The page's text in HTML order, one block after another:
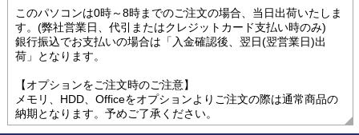
このパソコンは0時～8時までのご注文の場合、当日出荷いたしま
す。(弊社営業日、代引またはクレジットカード支払い時のみ)
銀行振込でお支払いの場合は「入金確認後、翌日(翌営業日)出
荷」となります。
【オプションをご注文時のご注意】
メモリ、HDD、Officeをオプションよりご注文の際は通常商品の
納期となります。予めご了承ください。